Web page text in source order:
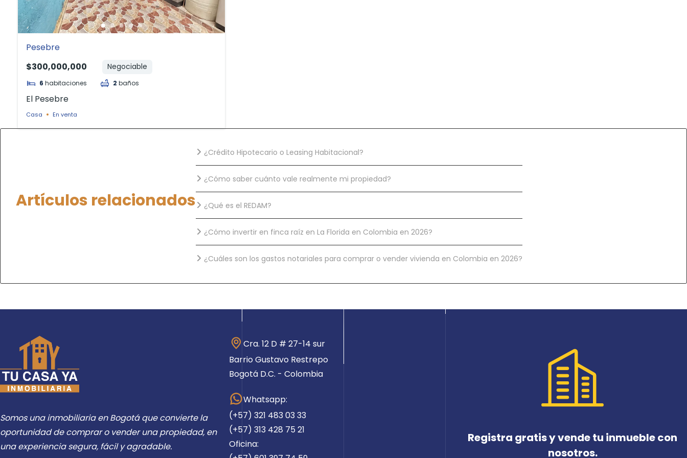
Pesebre
$300,000,000
Negociable
6 habitaciones 2 baños
El Pesebre
Casa En venta
Artículos relacionados
¿Crédito Hipotecario o Leasing Habitacional?
¿Cómo saber cuánto vale realmente mi propiedad?
¿Qué es el REDAM?
¿Cómo invertir en finca raíz en La Florida en Colombia en 2026?
¿Cuáles son los gastos notariales para comprar o vender vivienda en Colombia en 2026?
Somos una inmobiliaria en Bogotá que convierte la
oportunidad de comprar o vender una propiedad, en
una experiencia segura, fácil y agradable.
Cra. 12 D # 27-14 sur
Barrio Gustavo Restrepo
Bogotá D.C. - Colombia
Whatsapp:
(+57) 321 483 03 33
(+57) 313 428 75 21
Oficina:
Registra gratis y vende tu inmueble con
nosotros.